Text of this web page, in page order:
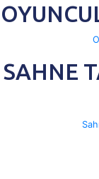
SAHNE